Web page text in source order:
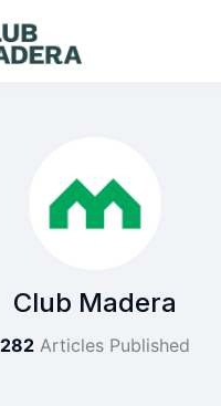
Club Madera
282 Articles Published